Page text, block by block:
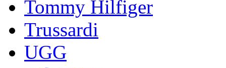
Tommy Hilfiger
Trussardi
UGG